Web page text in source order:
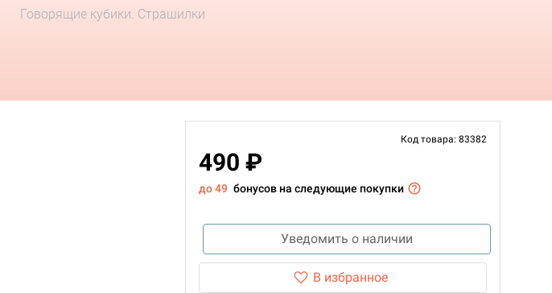
Говорящие кубики. Страшилки
Код товара: 83382
490 ₽
до 49 бонусов на следующие покупки
Уведомить о наличии
В избранное